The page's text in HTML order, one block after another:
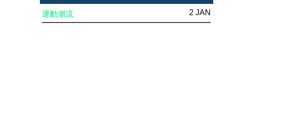
王：「自己賽前根本沒練習過！」
運動潮流 2 JAN